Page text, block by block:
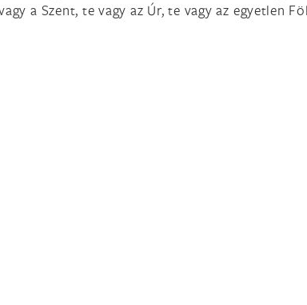
a Szent, te vagy az Úr, te vagy az egyetlen